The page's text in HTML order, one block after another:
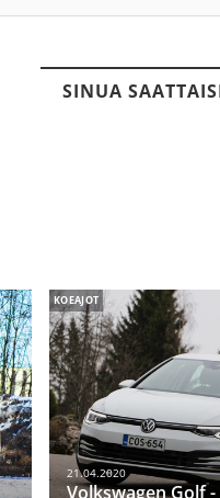
SINUA
KOEAJOT
21.04.2020
Volkswagen Golf